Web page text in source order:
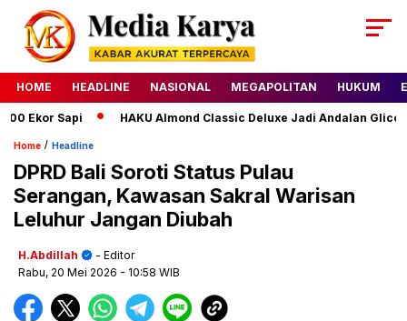
HOME HEADLINE NASIONAL MEGAPOLITAN HUKUM
Ekor Sapi HAKU Almond Classic Deluxe Jadi Andalan Glico
Home / Headline
DPRD Bali Soroti Status Pulau
Serangan, Kawasan Sakral Warisan
Leluhur Jangan Diubah
H.Abdillah
- Editor
Rabu, 20 Mei 2026 - 10:58 WIB